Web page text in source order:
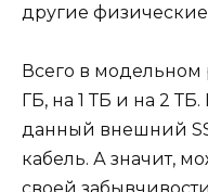
другие
Всего в модельном
ГБ, на 1 ТБ и на 2
данный внешний
кабель. А значит,